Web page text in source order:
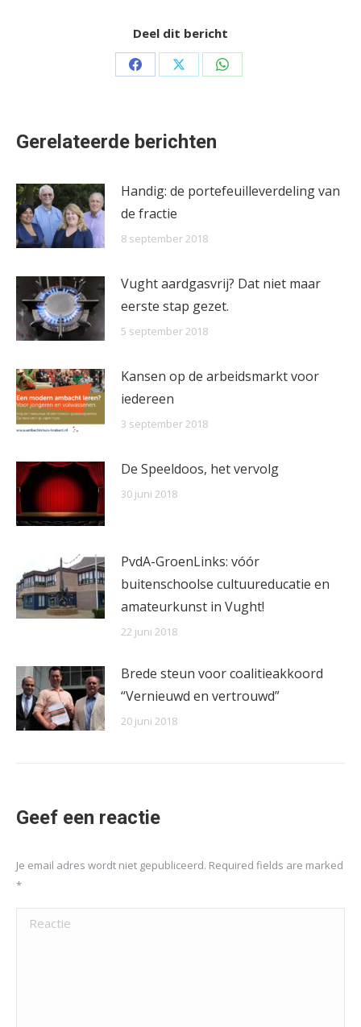
Deel dit bericht
Share Share Share
Gerelateerde berichten
Handig: de portefeuilleverdeling van
de fractie
8 september 2018
Vught aardgasvrij? Dat niet maar
eerste stap gezet.
5 september 2018
Kansen op de arbeidsmarkt voor
iedereen
3 september 2018
De Speeldoos, het vervolg
30 juni 2018
PvdA-GroenLinks: vóór
buitenschoolse cultuureducatie en
amateurkunst in Vught!
22 juni 2018
Brede steun voor coalitieakkoord
“Vernieuwd en vertrouwd”
20 juni 2018
Geef een reactie
Je email adres wordt niet gepubliceerd. Required fields are marked
*
Reactie